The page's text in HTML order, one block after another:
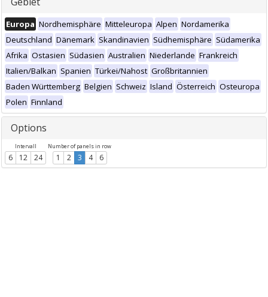
Europa Nordhemisphäre Mitteleuropa Alpen Nordamerika
Deutschland Dänemark Skandinavien Südhemisphäre Südamerika
Afrika Ostasien Südasien Australien Niederlande Frankreich
Italien/Balkan Spanien Türkei/Nahost Großbritannien
Baden Württemberg Belgien Schweiz Island Österreich Osteuropa
Polen Finnland
Options
Intervall
6 12 24
Number of panels in row
1 2 3 4 6